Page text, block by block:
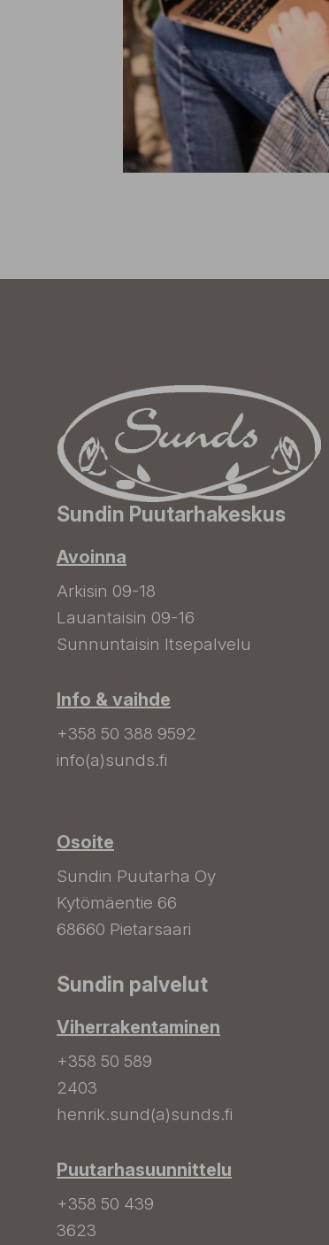
Sundin Puutarhakeskus
Avoinna
Arkisin 09-18
Lauantaisin 09-16
Sunnuntaisin Itsepalvelu
Info & vaihde
+358 50 388 9592
info(a)sunds.fi
Osoite
Sundin Puutarha Oy
Kytömäentie 66
68660 Pietarsaari
Sundin palvelut
Viherrakentaminen
+358 50 589
2403
henrik.sund(a)sunds.fi
Puutarhasuunnittelu
+358 50 439
3623